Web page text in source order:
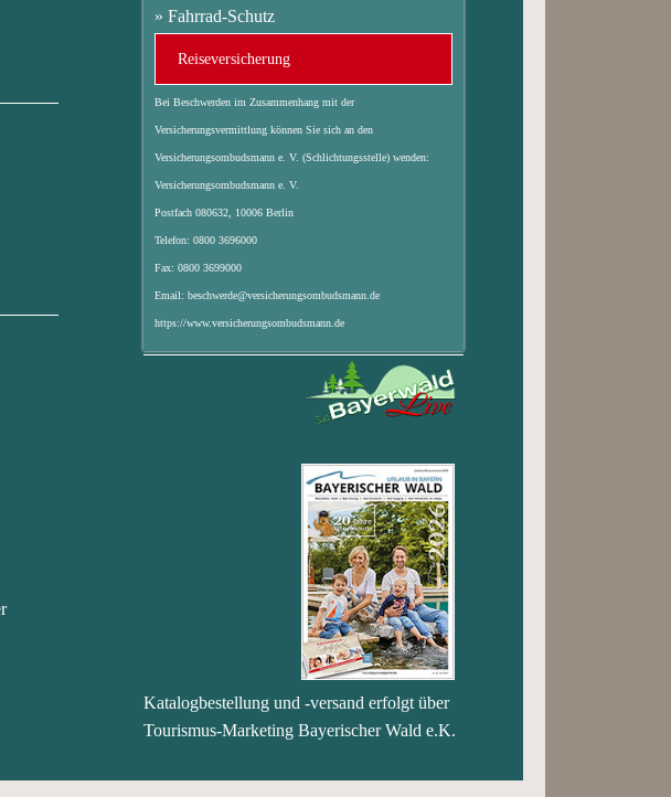
» Fahrrad-Schutz
Reiseversicherung
Bei Beschwerden im Zusammenhang mit der
Versicherungsvermittlung können Sie sich an den
Versicherungsombudsmann e. V. (Schlichtungsstelle) wenden:
Versicherungsombudsmann e. V.
Postfach 080632, 10006 Berlin
Telefon: 0800 3696000
Fax: 0800 3699000
Email: beschwerde@versicherungsombudsmann.de
https://www.versicherungsombudsmann.de
Katalogbestellung und -versand erfolgt über
Tourismus-Marketing Bayerischer Wald e.K.